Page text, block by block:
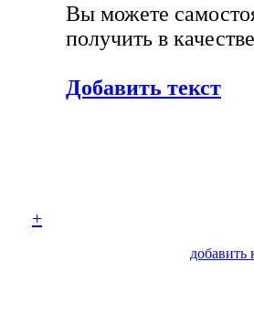
Вы можете
получить в
Добавить текст
+
добавить